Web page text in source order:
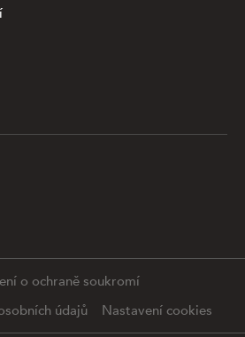
cookies ke shromažďování a
a používání webu, zajištění
médií a ke zlepšení a
Souhlasím se všemi cookies
o ochraně soukromí
údajů
Nastavení cookies